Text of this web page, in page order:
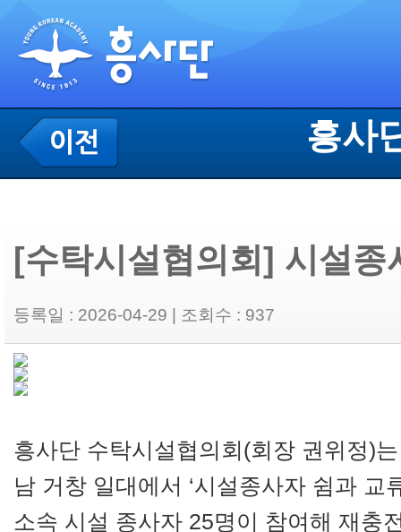
흥사
[수탁시설협의회] 시설종
등록일 : 2026-04-29 | 조회수 : 937
흥사단 수탁시설협의회(회장 권위정)
남 거창 일대에서 ‘시설종사자 쉼과 교
소속 시설 종사자 25명이 참여해 재충